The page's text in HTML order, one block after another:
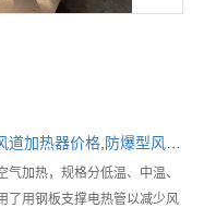
道加热器价格 防爆型风道加热器厂家
加热，规格分低温、中温、
了用钢板支撑电热管以减少风